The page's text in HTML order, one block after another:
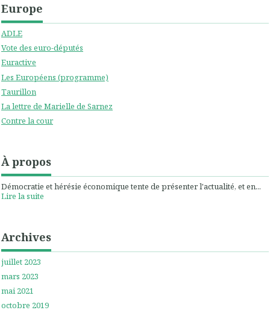
Europe
ADLE
Vote des euro-députés
Euractive
Les Européens (programme)
Taurillon
La lettre de Marielle de Sarnez
Contre la cour
À propos
Démocratie et hérésie économique tente de présenter l'actualité, et en...
Lire la suite
Archives
juillet 2023
mars 2023
mai 2021
octobre 2019